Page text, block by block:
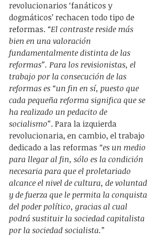
revolucionarios ‘fanáticos y
dogmáticos’ rechacen todo tipo de
reformas. “El contraste reside más
bien en una valoración
fundamentalmente distinta de las
reformas”. Para los revisionistas, el
trabajo por la consecución de las
reformas es “un fin en sí, puesto que
cada pequeña reforma significa que se
ha realizado un pedacito de
socialismo”. Para la izquierda
revolucionaria, en cambio, el trabajo
dedicado a las reformas “es un medio
para llegar al fin, sólo es la condición
necesaria para que el proletariado
alcance el nivel de cultura, de voluntad
y de fuerza que le permita la conquista
del poder político, gracias al cual
podrá sustituir la sociedad capitalista
por la sociedad socialista.”